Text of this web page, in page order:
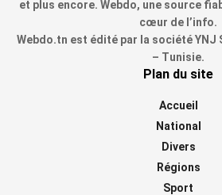
et plus encore. Webdo, une source
cœur de l’info.
Webdo.tn est édité par la société YNJ
– Tunisie.
Plan du site
Accueil
National
Divers
Régions
Sport